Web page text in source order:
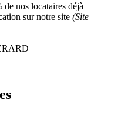
nos locataires déjà
sur notre site (Site